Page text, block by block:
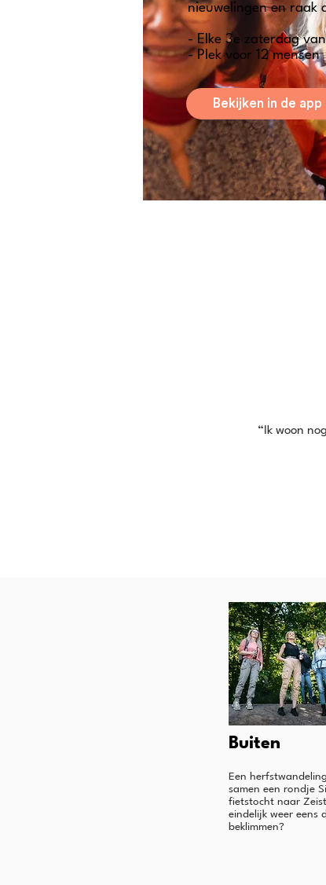
nieuwelingen en raak
- Elke 3e zaterdag
- Plek voor 12 mensen
Bekijken in de app
“Ik woon
Buiten
Een
samen een rondje
fietstocht naar
eindelijk weer eens
beklimmen?